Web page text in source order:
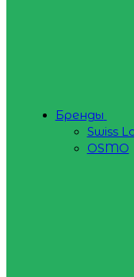
Бренды
Swiss
OSMO